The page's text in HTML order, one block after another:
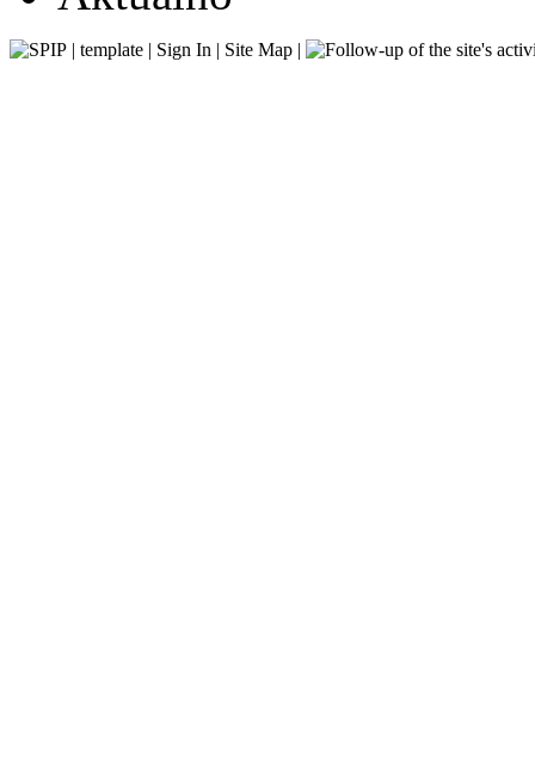
| template | Sign In | Site Map |